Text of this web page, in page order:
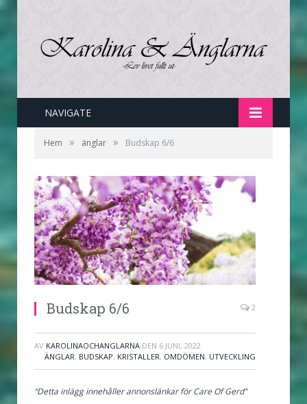
NAVIGATE
Hem » änglar » Budskap 6/6
Budskap 6/6 2
AV KAROLINAOCHANGLARNA DEN 6 JUNI, 2022
ÄNGLAR, BUDSKAP, KRISTALLER, OMDÖMEN, UTVECKLING
“Detta inlägg innehåller annonslänkar för Care Of Gerd”